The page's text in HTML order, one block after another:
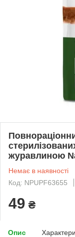
журавлиною
Немає в наявності
Код: NPUPF63655
49 ₴
Опис